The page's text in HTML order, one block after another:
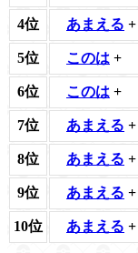
4位 あまえる +
5位 このは +
6位 このは +
7位 あまえる +
8位 あまえる +
9位 あまえる +
10位 あまえる +